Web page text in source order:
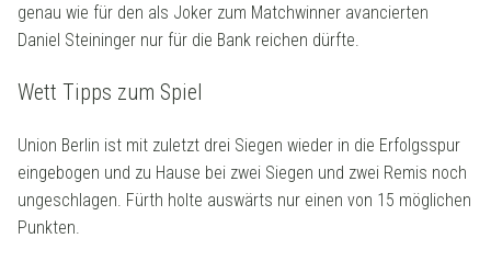
genau wie für den als Joker zum Matchwinner avancierten
Daniel Steininger nur für die Bank reichen dürfte.
Wett Tipps zum Spiel
Union Berlin ist mit zuletzt drei Siegen wieder in die Erfolgsspur
eingebogen und zu Hause bei zwei Siegen und zwei Remis noch
ungeschlagen. Fürth holte auswärts nur einen von 15 möglichen
Punkten.